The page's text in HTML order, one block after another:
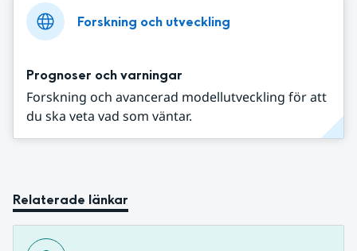
Forskning och utveckling
Prognoser och varningar
Forskning och avancerad modellutveckling för att
du ska veta vad som väntar.
Relaterade länkar